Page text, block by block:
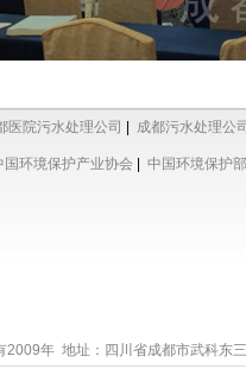
医院污水处理公司 成都污水处理公
国环境保护产业协会 中国环境保护部
2009年 地址：四川省成都市武科